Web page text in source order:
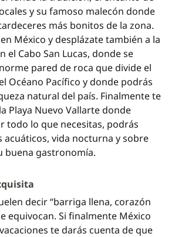
y su famoso malecón donde
más bonitos de la zona.
México y desplázate también a la
el Cabo San Lucas, donde se
pared de roca que divide el
Océano Pacífico y donde podrás
natural del país. Finalmente te
Playa Nuevo Vallarte donde
todo lo que necesitas, podrás
acuáticos, vida nocturna y sobre
buena gastronomía.
decir “barriga llena, corazón
equivocan. Si finalmente México
te darás cuenta de que